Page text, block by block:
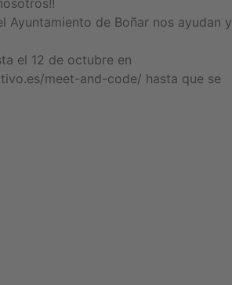
Ayuntamiento de Boñar nos ayudan y
el 12 de octubre en
meet-and-code/ hasta que se